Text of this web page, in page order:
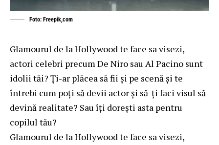
Foto: Freepik,com
Glamourul de la Hollywood te face sa visezi,
actori celebri precum De Niro sau Al Pacino sunt
idolii tăi? Ți-ar plăcea să fii și pe scenă și te
întrebi cum poți să devii actor și să-ți faci visul să
devină realitate? Sau îți dorești asta pentru
copilul tău?
Glamourul de la Hollywood te face sa visezi,